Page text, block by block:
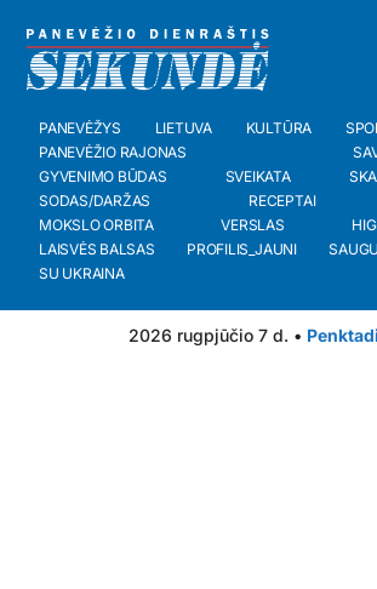
PANEVĖŽYS LIETUVA KULTŪRA
PANEVĖŽIO RAJONAS
GYVENIMO BŪDAS
SVEIKATA
SODAS/DARŽAS
RECEPTAI
MOKSLO ORBITA
VERSLAS
LAISVĖS BALSAS
PROFILIS_JAUNI
SU UKRAINA
2026 rugpjūčio 7 d. •